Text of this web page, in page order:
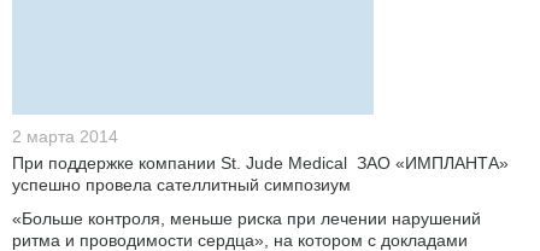
2 марта 2014
При поддержке компании St. Jude Medical ЗАО «ИМПЛАНТА»
успешно провела сателлитный симпозиум
«Больше контроля, меньше риска при лечении нарушений
ритма и проводимости сердца», на котором с докладами